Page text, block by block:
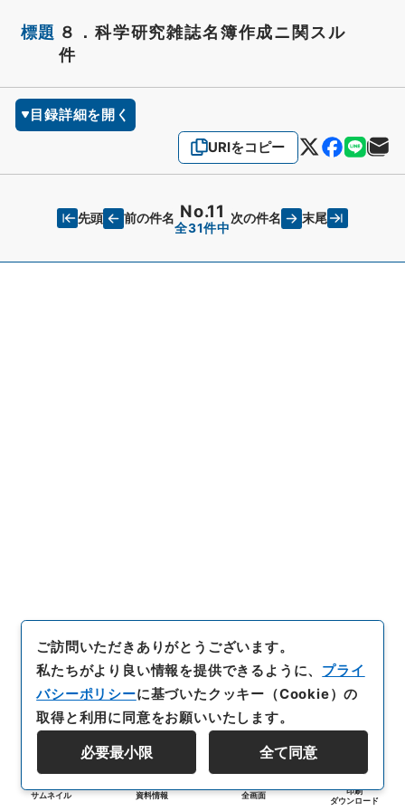
標題 ８．科学研究雑誌名簿作成ニ関スル
件
目録詳細を開く
URIをコピー
先頭 前の件名 No.11
全31件中
次の件名 末尾
サムネイル 資料情報 全画面
印刷
ダウンロード
ご訪問いただきありがとうございます。
私たちがより良い情報を提供できるように、 プライ
バシーポリシーに基づいたクッキー（Cookie）の
取得と利用に同意をお願いいたします。
必要最小限 全て同意